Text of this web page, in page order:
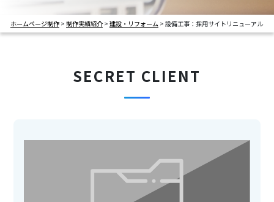
お問い合わせ・お見積もり
ホームページ制作> 制作実績紹介> 建設・リフォーム > 設備工事：採用サイトリニューアル
SECRET CLIENT